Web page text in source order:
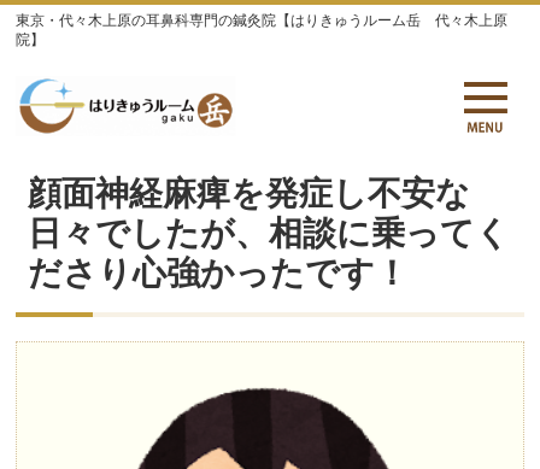
東京・代々木上原の耳鼻科専門の鍼灸院【はりきゅうルーム岳 代々木上原
院】
顔面神経麻痺を発症し不安な
日々でしたが、相談に乗ってく
ださり心強かったです！